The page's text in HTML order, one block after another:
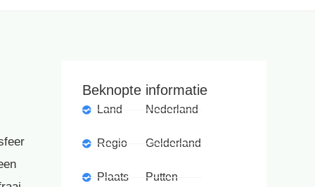
Beknopte informatie
Land
Regio
Plaats
Nederland
Gelderland
Putten